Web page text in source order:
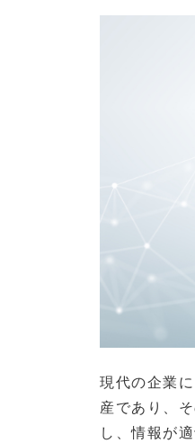
現代の企業
産であり、
し、情報が